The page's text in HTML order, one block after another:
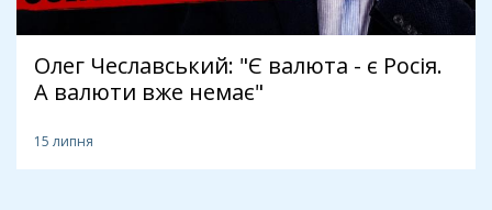
Олег Чеславський: "Є валюта - є Росія.
А валюти вже немає"
15 липня